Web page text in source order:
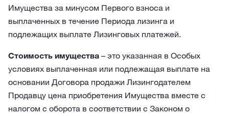
Имущества за минусом Первого взноса и
выплаченных в течение Периода лизинга и
подлежащих выплате Лизинговых платежей.
Стоимость имущества – это указанная в Особых
условиях выплаченная или подлежащая выплате на
основании Договора продажи Лизингодателем
Продавцу цена приобретения Имущества вместе с
налогом с оборота в соответствии с Законом о